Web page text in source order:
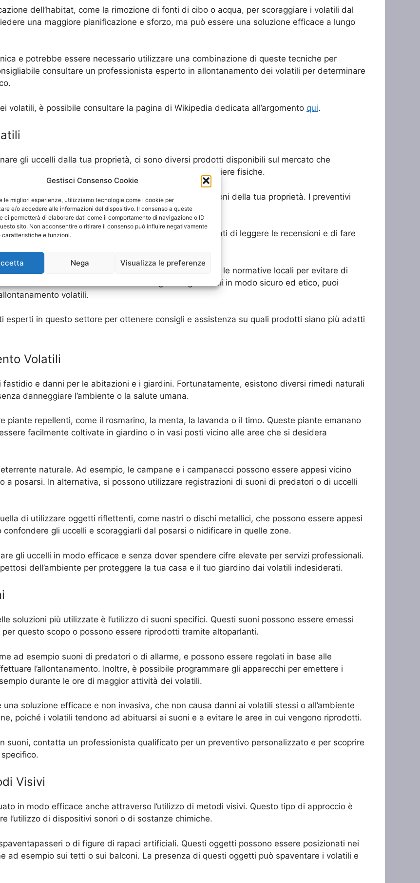
Gestisci Consenso Cookie
le migliori esperienze, utilizziamo tecnologie come i cookie per
e/o accedere alle informazioni del dispositivo. Il consenso a queste
ci permetterà di elaborare dati come il comportamento di navigazione o ID
sito. Non acconsentire o ritirare il consenso può influire negativamente
caratteristiche e funzioni.
Nega Visualizza le preferenze
dell’habitat, come la rimozione di fonti di cibo o acqua, per scoraggiare i volatili dal
una maggiore pianificazione e sforzo, ma può essere una soluzione efficace a lungo
e potrebbe essere necessario utilizzare una combinazione di queste tecniche per
consultare un professionista esperto in allontanamento dei volatili per determinare
volatili, è possibile consultare la pagina di Wikipedia dedicata all’argomento qui.
gli uccelli dalla tua proprietà, ci sono diversi prodotti disponibili sul mercato che
acustici e visivi, elettrificatori e sistemi di barriere fisiche.
del tipo di uccelli che vuoi allontanare e delle dimensioni della tua proprietà. I preventivi
in allontanamento volatili.
un allontanamento efficace e duraturo. Assicurati di leggere le recensioni e di fare
acquistare.
delicata e che è importante rispettare le leggi e le normative locali per evitare di
Per ulteriori informazioni su come gestire gli uccelli in modo sicuro ed etico, puoi
volatili.
esperti in questo settore per ottenere consigli e assistenza su quali prodotti siano più adatti
Volatili
e danni per le abitazioni e i giardini. Fortunatamente, esistono diversi rimedi naturali
danneggiare l’ambiente o la salute umana.
piante repellenti, come il rosmarino, la menta, la lavanda o il timo. Queste piante emanano
facilmente coltivate in giardino o in vasi posti vicino alle aree che si desidera
naturale. Ad esempio, le campane e i campanacci possono essere appesi vicino
a posarsi. In alternativa, si possono utilizzare registrazioni di suoni di predatori o di uccelli
di utilizzare oggetti riflettenti, come nastri o dischi metallici, che possono essere appesi
gli uccelli e scoraggiarli dal posarsi o nidificare in quelle zone.
gli uccelli in modo efficace e senza dover spendere cifre elevate per servizi professionali.
dell’ambiente per proteggere la tua casa e il tuo giardino dai volatili indesiderati.
soluzioni più utilizzate è l’utilizzo di suoni specifici. Questi suoni possono essere emessi
questo scopo o possono essere riprodotti tramite altoparlanti.
ad esempio suoni di predatori o di allarme, e possono essere regolati in base alle
l’allontanamento. Inoltre, è possibile programmare gli apparecchi per emettere i
durante le ore di maggior attività dei volatili.
una soluzione efficace e non invasiva, che non causa danni ai volatili stessi o all’ambiente
poiché i volatili tendono ad abituarsi ai suoni e a evitare le aree in cui vengono riprodotti.
suoni, contatta un professionista qualificato per un preventivo personalizzato e per scoprire
Visivi
in modo efficace anche attraverso l’utilizzo di metodi visivi. Questo tipo di approccio è
l’utilizzo di dispositivi sonori o di sostanze chimiche.
o di figure di rapaci artificiali. Questi oggetti possono essere posizionati nei
ad esempio sui tetti o sui balconi. La presenza di questi oggetti può spaventare i volatili e